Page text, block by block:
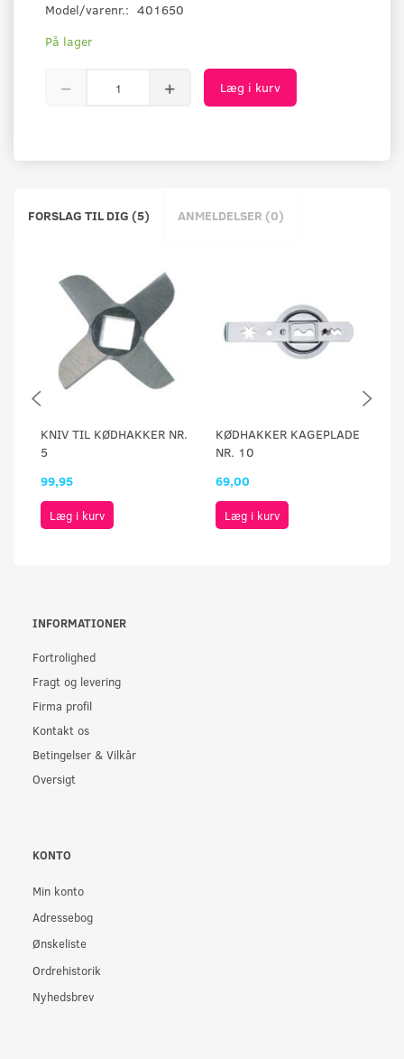
Model/varenr.: 401650
På lager
Læg i kurv
FORSLAG TIL DIG (5) ANMELDELSER (0)
KNIV TIL KØDHAKKER NR.
5
99,95
Læg i kurv
KØDHAKKER KAGEPLADE
NR. 10
69,00
Læg i kurv
INFORMATIONER
Fortrolighed
Fragt og levering
Firma profil
Kontakt os
Betingelser & Vilkår
Oversigt
KONTO
Min konto
Adressebog
Ønskeliste
Ordrehistorik
Nyhedsbrev